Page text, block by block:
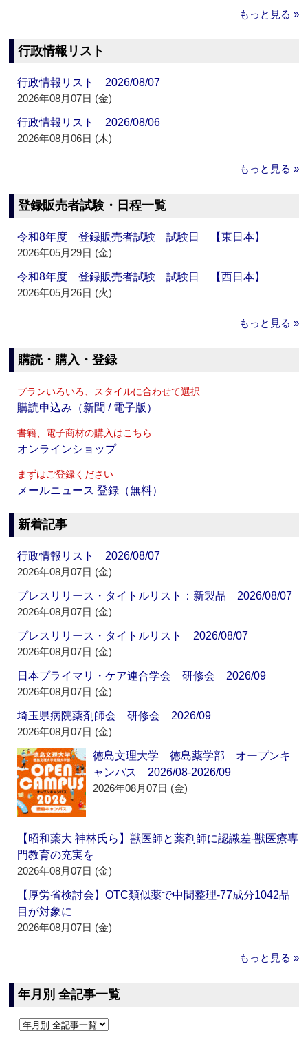
もっと見る »
行政情報リスト
行政情報リスト 2026/08/07
2026年08月07日 (金)
行政情報リスト 2026/08/06
2026年08月06日 (木)
もっと見る »
登録販売者試験・日程一覧
令和8年度 登録販売者試験 試験日 【東日本】
2026年05月29日 (金)
令和8年度 登録販売者試験 試験日 【西日本】
2026年05月26日 (火)
もっと見る »
購読・購入・登録
プランいろいろ、スタイルに合わせて選択
購読申込み（新聞 / 電子版）
書籍、電子商材の購入はこちら
オンラインショップ
まずはご登録ください
メールニュース 登録（無料）
新着記事
行政情報リスト 2026/08/07
2026年08月07日 (金)
プレスリリース・タイトルリスト：新製品 2026/08/07
2026年08月07日 (金)
プレスリリース・タイトルリスト 2026/08/07
2026年08月07日 (金)
日本プライマリ・ケア連合学会 研修会 2026/09
2026年08月07日 (金)
埼玉県病院薬剤師会 研修会 2026/09
2026年08月07日 (金)
徳島文理大学 徳島薬学部 オープンキ
ャンパス 2026/08-2026/09
2026年08月07日 (金)
【昭和薬大 神林氏ら】獣医師と薬剤師に認識差‐獣医療専
門教育の充実を
2026年08月07日 (金)
【厚労省検討会】OTC類似薬で中間整理‐77成分1042品
目が対象に
2026年08月07日 (金)
もっと見る »
年月別 全記事一覧